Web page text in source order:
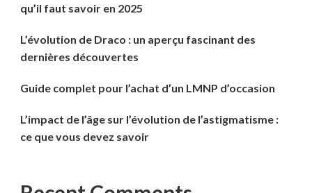
qu’il faut savoir en 2025
L’évolution de Draco : un aperçu fascinant des
dernières découvertes
Guide complet pour l’achat d’un LMNP d’occasion
L’impact de l’âge sur l’évolution de l’astigmatisme :
ce que vous devez savoir